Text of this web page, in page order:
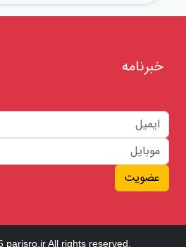
خبرنامه
عضویت
parisro.ir All rights reserved.